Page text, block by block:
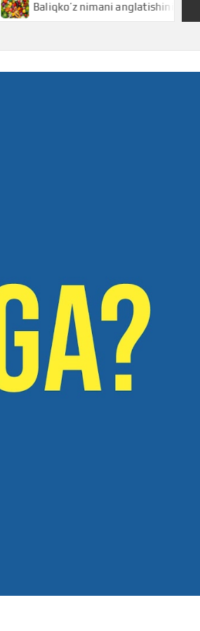
Baliqko’z nimani anglatishini bilasizmi